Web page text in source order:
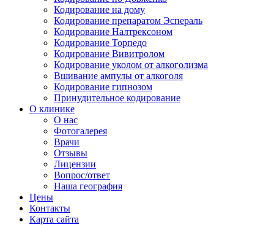
Кодирование на дому
Кодирование препаратом Эспераль
Кодирование Налтрексоном
Кодирование Торпедо
Кодирование Вивитролом
Кодирование уколом от алкоголизма
Вшивание ампулы от алкоголя
Кодирование гипнозом
Принудительное кодирование
О клинике
О нас
Фотогалерея
Врачи
Отзывы
Лицензии
Вопрос/ответ
Наша география
Цены
Контакты
Карта сайта